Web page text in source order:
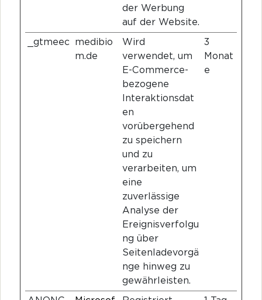
der Werbung
auf der Website.
_gtmeec medibio
m.de
Wird
verwendet, um
E-Commerce-
bezogene
Interaktionsdat
en
vorübergehend
zu speichern
und zu
verarbeiten, um
eine
zuverlässige
Analyse der
Ereignisverfolgu
ng über
Seitenladevorgä
nge hinweg zu
gewährleisten.
3
Monat
e